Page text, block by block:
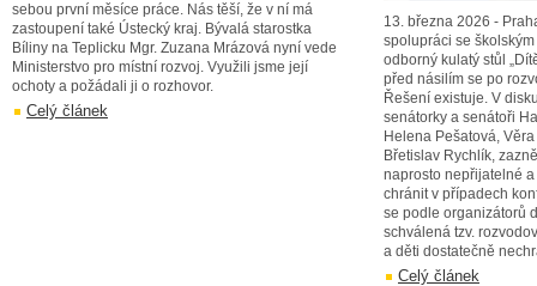
sebou první měsíce práce. Nás těší, že v ní má
zastoupení také Ústecký kraj. Bývalá starostka
Bíliny na Teplicku Mgr. Zuzana Mrázová nyní vede
Ministerstvo pro místní rozvoj. Využili jsme její
ochoty a požádali ji o rozhovor.
Celý článek
13. března 2026 -
spolupráci se
odborný kulatý stůl
před násilím se po
Řešení existuje. V
senátorky a senátoři
Helena Pešatová,
Břetislav Rychlík,
naprosto nepřijatelné
chránit v případech
se podle organizátorů
schválená tzv.
a děti dostatečně
Celý článek